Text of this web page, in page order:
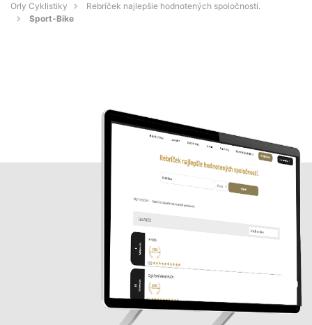
Orly Cyklistiky
Rebríček najlepšie hodnotených spoločností.
Sport-Bike